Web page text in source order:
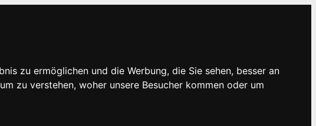
zu ermöglichen und die Werbung, die Sie sehen, besser an
zu verstehen, woher unsere Besucher kommen oder um